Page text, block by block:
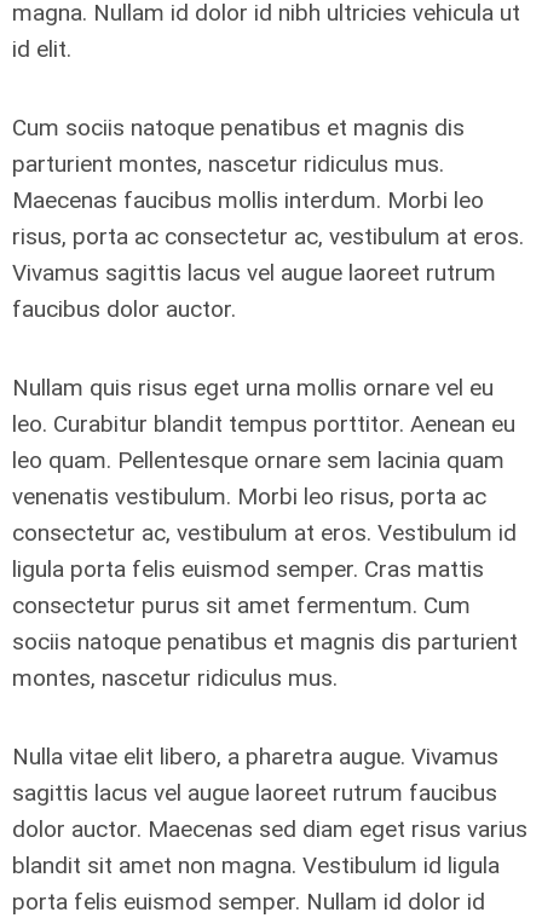
magna. Nullam id dolor id nibh ultricies vehicula ut
id elit.
Cum sociis natoque penatibus et magnis dis
parturient montes, nascetur ridiculus mus.
Maecenas faucibus mollis interdum. Morbi leo
risus, porta ac consectetur ac, vestibulum at eros.
Vivamus sagittis lacus vel augue laoreet rutrum
faucibus dolor auctor.
Nullam quis risus eget urna mollis ornare vel eu
leo. Curabitur blandit tempus porttitor. Aenean eu
leo quam. Pellentesque ornare sem lacinia quam
venenatis vestibulum. Morbi leo risus, porta ac
consectetur ac, vestibulum at eros. Vestibulum id
ligula porta felis euismod semper. Cras mattis
consectetur purus sit amet fermentum. Cum
sociis natoque penatibus et magnis dis parturient
montes, nascetur ridiculus mus.
Nulla vitae elit libero, a pharetra augue. Vivamus
sagittis lacus vel augue laoreet rutrum faucibus
dolor auctor. Maecenas sed diam eget risus varius
blandit sit amet non magna. Vestibulum id ligula
porta felis euismod semper. Nullam id dolor id